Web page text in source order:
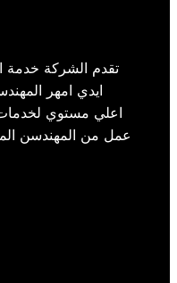
تقدم الشركة خدمة
ايدي امهر
اعلي مستوي لخدمات
عمل من المهندسن